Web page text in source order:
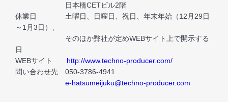
日本橋CETビル2階
休業日 土曜日、日曜日、祝日、年末年始（12月29日
～1月3日）、
そのほか弊社が定めWEBサイト上で開示する
日
WEBサイト http://www.techno-producer.com/
問い合わせ先 050-3786-4941
e-hatsumeijuku@techno-producer.com